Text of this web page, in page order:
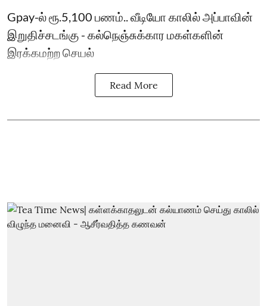
Gpay-ல் ரூ.5,100 பணம்.. வீடியோ காலில் அப்பாவின்
இறுதிச்சடங்கு - கல்நெஞ்சுக்கார மகள்களின்
இரக்கமற்ற செயல்
Read More